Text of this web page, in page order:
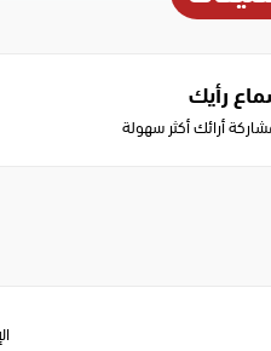
رأيك
أرائك أكثر سهولة